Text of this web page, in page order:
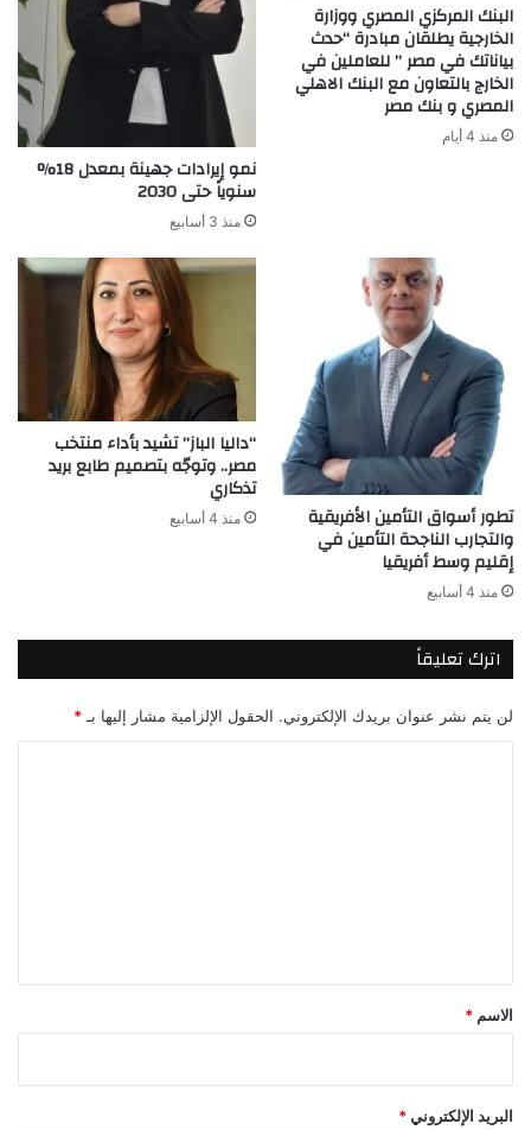
البنك المركزي المصري ووزارة
الخارجية يطلقان مبادرة “حدث
بياناتك في مصر ” للعاملين في
الخارج بالتعاون مع البنك الاهلي
المصري و بنك مصر
منذ 4 أيام
نمو إيرادات جهينة بمعدل 18%
سنوياً حتى 2030
منذ 3 أسابيع
تطور أسواق التأمين الأفريقية
والتجارب الناجحة التأمين في
إقليم وسط أفريقيا
منذ 4 أسابيع
“داليا الباز” تشيد بأداء منتخب
مصر.. وتوجّه بتصميم طابع بريد
تذكاري
منذ 4 أسابيع
اترك تعليقاً
لن يتم نشر عنوان بريدك الإلكتروني. الحقول الإلزامية مشار إليها بـ *
*
الاسم *
البريد الإلكتروني *